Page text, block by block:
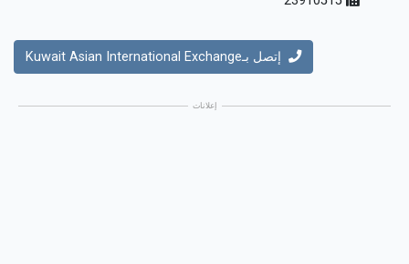
إتصل بـKuwait Asian International Exchange
إعلانات